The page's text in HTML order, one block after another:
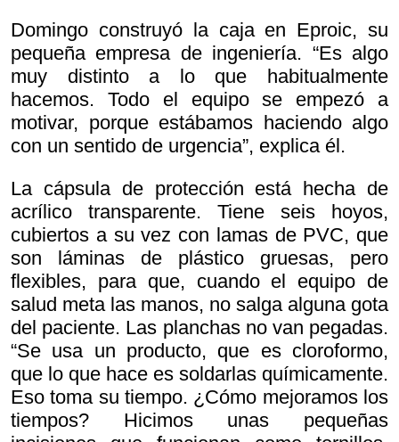
Domingo construyó la caja en Eproic, su
pequeña empresa de ingeniería. “Es algo
muy distinto a lo que habitualmente
hacemos. Todo el equipo se empezó a
motivar, porque estábamos haciendo algo
con un sentido de urgencia”, explica él.
La cápsula de protección está hecha de
acrílico transparente. Tiene seis hoyos,
cubiertos a su vez con lamas de PVC, que
son láminas de plástico gruesas, pero
flexibles, para que, cuando el equipo de
salud meta las manos, no salga alguna gota
del paciente. Las planchas no van pegadas.
“Se usa un producto, que es cloroformo,
que lo que hace es soldarlas químicamente.
Eso toma su tiempo. ¿Cómo mejoramos los
tiempos? Hicimos unas pequeñas